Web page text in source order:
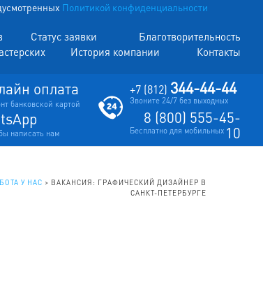
Политикой конфиденциальности
Статус заявки
Благотворительность
История компании Контакты
оплата
банковской картой
написать нам
+7 (812) 344-44-44
Звоните 24/7 без выходных
8 (800) 555-45-
10
Бесплатно для мобильных
У НАС > ВАКАНСИЯ: ГРАФИЧЕСКИЙ ДИЗАЙНЕР В
САНКТ-ПЕТЕРБУРГЕ